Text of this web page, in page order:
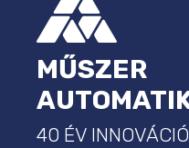
MŰSZER
40 ÉV